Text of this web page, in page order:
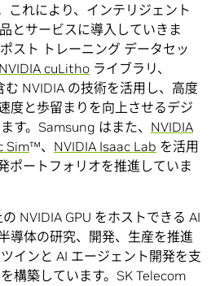
これにより、インテリジェント
とサービスに導入していきま
スト トレーニング データセッ
NVIDIA cuLitho ライブラリ、
NVIDIA の技術を活用し、高度
度と歩留まりを向上させるデジ
す。Samsung はまた、 NVIDIA
Sim™、 NVIDIA Isaac Lab を活用
ポートフォリオを推進していま
NVIDIA GPU をホストできる AI
導体の研究、開発、生産を推進
インと AI エージェント開発を支
構築しています。SK Telecom